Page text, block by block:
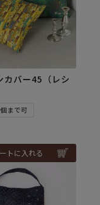
カバー45（レシ
まで可
トに入れる